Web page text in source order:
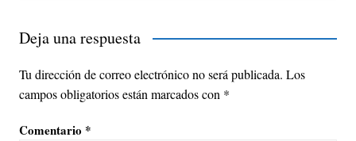
Deja una respuesta
Tu dirección de correo electrónico no será publicada. Los
campos obligatorios están marcados con *
Comentario *